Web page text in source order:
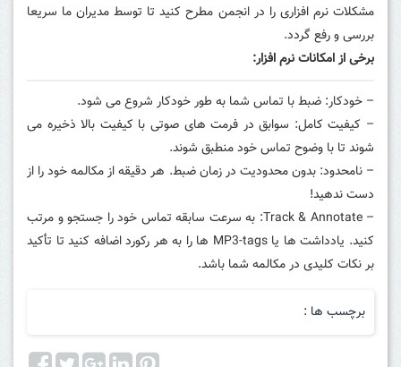
مشکلات نرم افزاری را در انجمن مطرح کنید تا توسط مدیران ما سریعا
بررسی و رفع گردد.
برخی از امکانات نرم افزار:
– خودکار: ضبط با تماس شما به طور خودکار شروع می شود.
– کیفیت کامل: سوابق در فرمت های صوتی با کیفیت بالا ذخیره می
شوند تا با وضوح تماس خود منطبق شوند.
– نامحدود: بدون محدودیت در زمان ضبط. هر دقیقه از مکالمه خود را از
دست ندهید!
– Track & Annotate: به سرعت سابقه تماس خود را جستجو و مرتب
کنید. یادداشت ها یا MP3-tags ها را به هر رکورد اضافه کنید تا تأکید
بر نکات کلیدی در مکالمه شما باشد.
برچسب ها :